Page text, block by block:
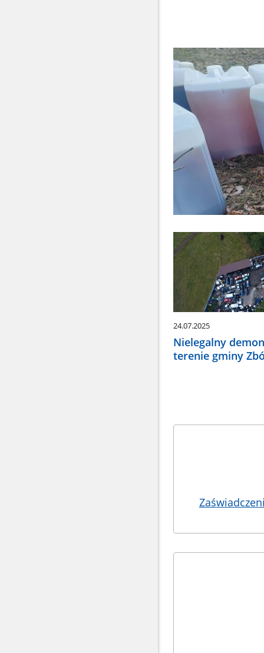
24.07.2025
Nielegalny
terenie gminy
Bannery